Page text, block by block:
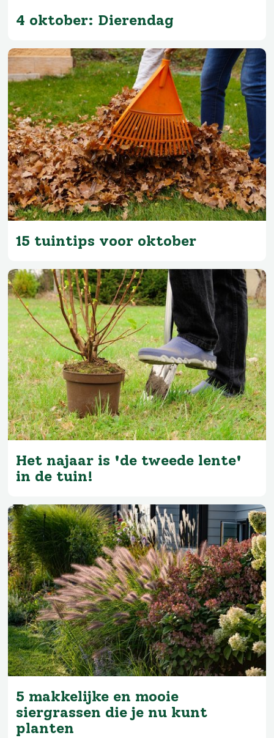
4 oktober: Dierendag
15 tuintips voor oktober
Het najaar is 'de tweede lente'
in de tuin!
5 makkelijke en mooie
siergrassen die je nu kunt
planten